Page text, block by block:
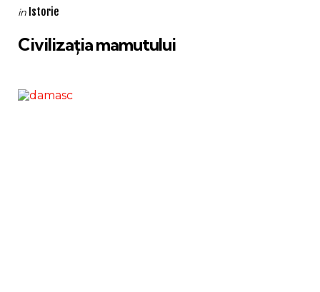
Categories
Posted
in Istorie
Civilizația mamutului